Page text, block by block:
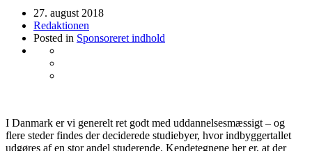
27. august 2018
Redaktionen
Posted in Sponsoreret indhold
I Danmark er vi generelt ret godt med uddannelsesmæssigt – og
flere steder findes der deciderede studiebyer, hvor indbyggertallet
udgøres af en stor andel studerende. Kendetegnene her er, at der